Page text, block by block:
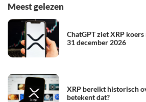
Meest gelezen
ChatGPT ziet XRP
31 december 2026
XRP bereikt historisch
betekent dat?